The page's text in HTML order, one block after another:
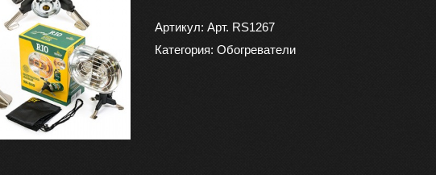
TOURIST
RIO
Артикул: Арт. RS1267
Категория: Обогреватели